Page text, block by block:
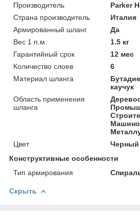
Производитель
Parker
Страна производитель
Италия
Армированный шланг
Да
Вес 1 п.м.
1.5 кг
Гарантийный срок
12 мес
Количество слоев
6
Материал шланга
каучук
Область применения
шланга
Цвет
Черный
Конструктивные особенности
Тип армирования
Скрыть